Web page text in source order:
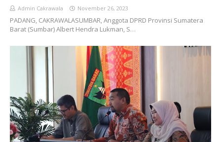
Admin Cakrawala November 26, 2023
PADANG, CAKRAWALASUMBAR, Anggota DPRD Provinsi Sumatera
Barat (Sumbar) Albert Hendra Lukman, S…